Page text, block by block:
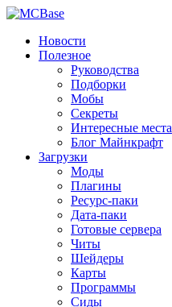
Новости
Полезное
Руководства
Подборки
Мобы
Секреты
Интересные места
Блог Майнкрафт
Загрузки
Моды
Плагины
Ресурс-паки
Дата-паки
Готовые сервера
Читы
Шейдеры
Карты
Программы
Сиды